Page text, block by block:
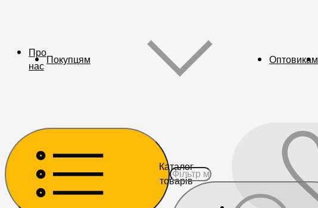
Про
нас Покупцям Оптовикам
Каталог
товарів